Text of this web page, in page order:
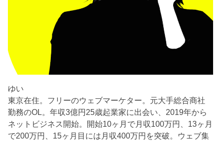
ゆい
東京在住。フリーのウェブマーケター。元大手総合商社
勤務のOL。年収3億円25歳起業家に出会い、2019年から
ネットビジネス開始。開始10ヶ月で月収100万円、13ヶ月
で200万円、15ヶ月目には月収400万円を突破。ウェブ集